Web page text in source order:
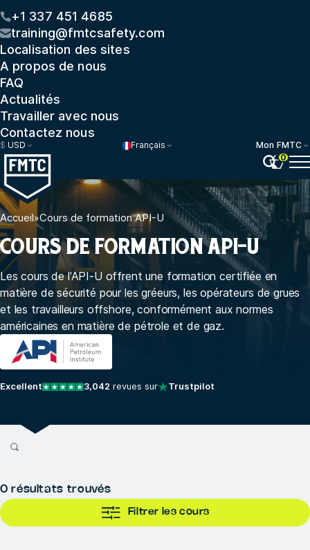
+1 337 451 4685
training@fmtcsafety.com
Localisation des sites
A propos de nous
FAQ
Actualités
Travailler avec nous
Contactez nous
$ USD Français
Mon FMTC
0
Accueil»Cours de formation API-U
COURS DE FORMATION API-U
Les cours de l'API-U offrent une formation certifiée en
matière de sécurité pour les gréeurs, les opérateurs de grues
et les travailleurs offshore, conformément aux normes
américaines en matière de pétrole et de gaz.
Excellent 3,042 revues sur Trustpilot
0 résultats trouvés
Filtrer les cours